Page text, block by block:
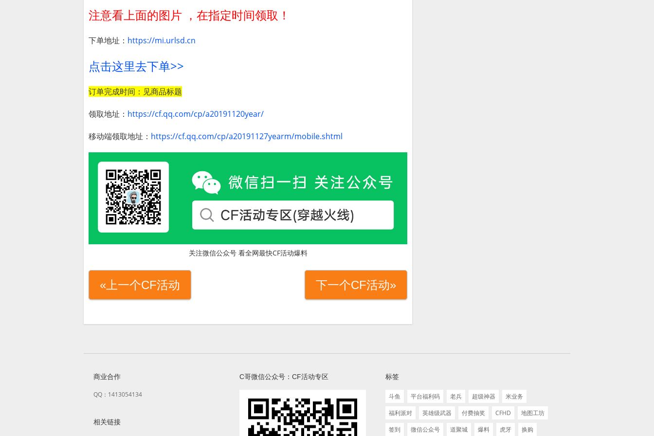
注意看上面的图片 ，在指定时间领取！
下单地址： https://mi.urlsd.cn
点击这里去下单>>
订单完成时间：见商品标题
领取地址： https://cf.qq.com/cp/a20191120year/
移动端领取地址： https://cf.qq.com/cp/a20191127yearm/mobile.shtml
关注微信公众号 看全网最快CF活动爆料
«上一个CF活动 下一个CF活动»
商业合作
QQ：1413054134
相关链接
C哥微信公众号：CF活动专区 标签
斗鱼 平台福利码 老兵 超级神器
米业务
福利派对
英雄级武器 付费抽奖 CFHD
地图工坊
签到
微信公众号 道聚城 爆料 虎牙 换购